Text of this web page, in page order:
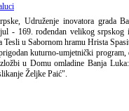
Udruženje inovatora grada
- 169. rođendan velikog srpskog
Tesli u Sabornom hramu Hrista
kuturno-umjetnički
u Domu omladine Banja
Željke Paić".